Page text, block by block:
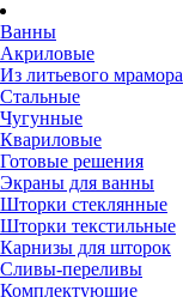
Ванны
Акриловые
Из литьевого мрамора
Стальные
Чугунные
Квариловые
Готовые решения
Экраны для ванны
Шторки стеклянные
Шторки текстильные
Карнизы для шторок
Сливы-переливы
Комплектующие